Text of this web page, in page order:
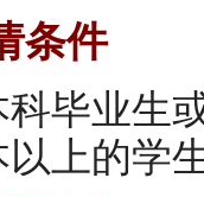
条件
毕业生
上的学